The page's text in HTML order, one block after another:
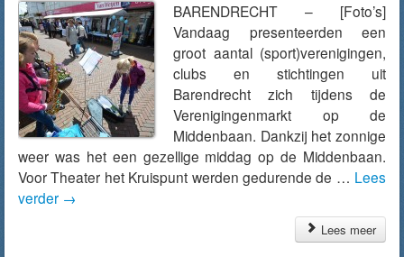
BARENDRECHT – [Foto’s]
Vandaag presenteerden een
groot aantal (sport)verenigingen,
clubs en stichtingen uit
Barendrecht zich tijdens de
Verenigingenmarkt op de
Middenbaan. Dankzij het zonnige
weer was het een gezellige middag op de Middenbaan.
Voor Theater het Kruispunt werden gedurende de … Lees
verder →
Lees meer